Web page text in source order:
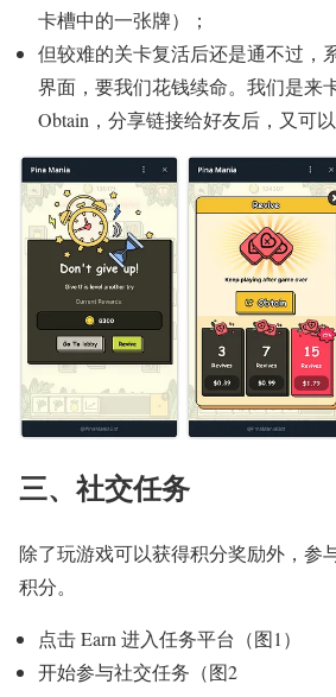
卡槽中的一张牌）；
但较难的关卡复活后还是通不过，
界面，要我们花钱续命。我们是来
Obtain，分享链接给好友后，又可以
三、社交任务
除了玩游戏可以获得积分奖励外，参
积分。
点击 Earn 进入任务平台（图1）
开始参与社交任务（图2